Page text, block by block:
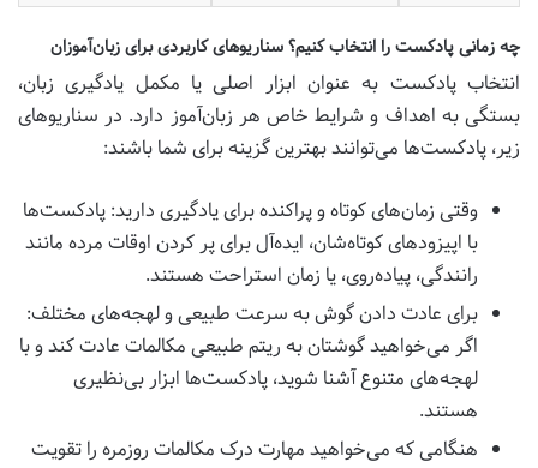
چه زمانی پادکست را انتخاب کنیم؟ سناریوهای کاربردی برای زبان‌آموزان
انتخاب پادکست به عنوان ابزار اصلی یا مکمل یادگیری زبان،
بستگی به اهداف و شرایط خاص هر زبان‌آموز دارد. در سناریوهای
زیر، پادکست‌ها می‌توانند بهترین گزینه برای شما باشند:
وقتی زمان‌های کوتاه و پراکنده برای یادگیری دارید: پادکست‌ها
با اپیزودهای کوتاه‌شان، ایده‌آل برای پر کردن اوقات مرده مانند
رانندگی، پیاده‌روی، یا زمان استراحت هستند.
برای عادت دادن گوش به سرعت طبیعی و لهجه‌های مختلف:
اگر می‌خواهید گوشتان به ریتم طبیعی مکالمات عادت کند و با
لهجه‌های متنوع آشنا شوید، پادکست‌ها ابزار بی‌نظیری
هستند.
هنگامی که می‌خواهید مهارت درک مکالمات روزمره را تقویت